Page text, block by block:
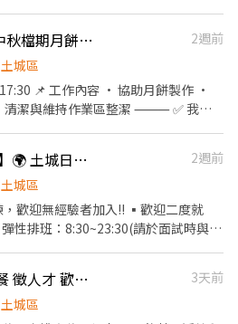
飲內場： ．擔任廚師的助手，處理烹飪
餐廳相關事務。 ．負責洗、剝、削、
環境、設備和餐具。 ．準備不同餐點
材的容量與重量。 ．負責擺盤、打包
【愛莉莎的夢遊仙境】中秋檔期月餅製作人員-假日班
2週前
城區
餅製作 •
民、二度就業、學生實習 等
📢【時薪200起假日210】🌍 土城日月光店（日月光內）🌟時薪平日200假日210起🌟 歡迎兼職人員、二度就業、外籍學生、半工半讀、長期兼職、寒暑期兼職
2週前
城區
歡迎無經驗者加入!! ▪歡迎二度就
性排班：8:30~23:30(請於面試時與主
8小時) ③過往有「服務業」經驗，餐
客入座→介紹、服務→商品提供→食
QBurger 土城延吉早午餐 徵人才 歡迎加入我們
3天前
城區